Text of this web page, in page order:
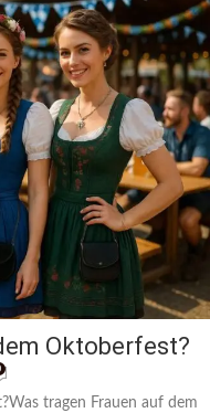
Oktoberfest?
tragen Frauen auf dem